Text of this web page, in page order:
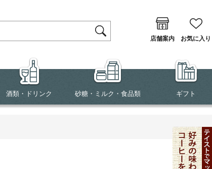
店舗案内
お気に入り
酒類・ドリンク 砂糖・ミルク・食品類 ギフト